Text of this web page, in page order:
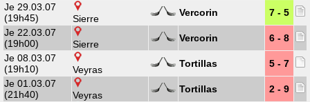
Je 29.03.07
(19h45)
Sierre
Vercorin
7 - 5
Je 22.03.07
(19h00)
Sierre
Vercorin
6 - 8
Je 08.03.07
(19h10)
Veyras
Tortillas
5 - 7
Je 01.03.07
(21h40)
Veyras
Tortillas
2 - 9